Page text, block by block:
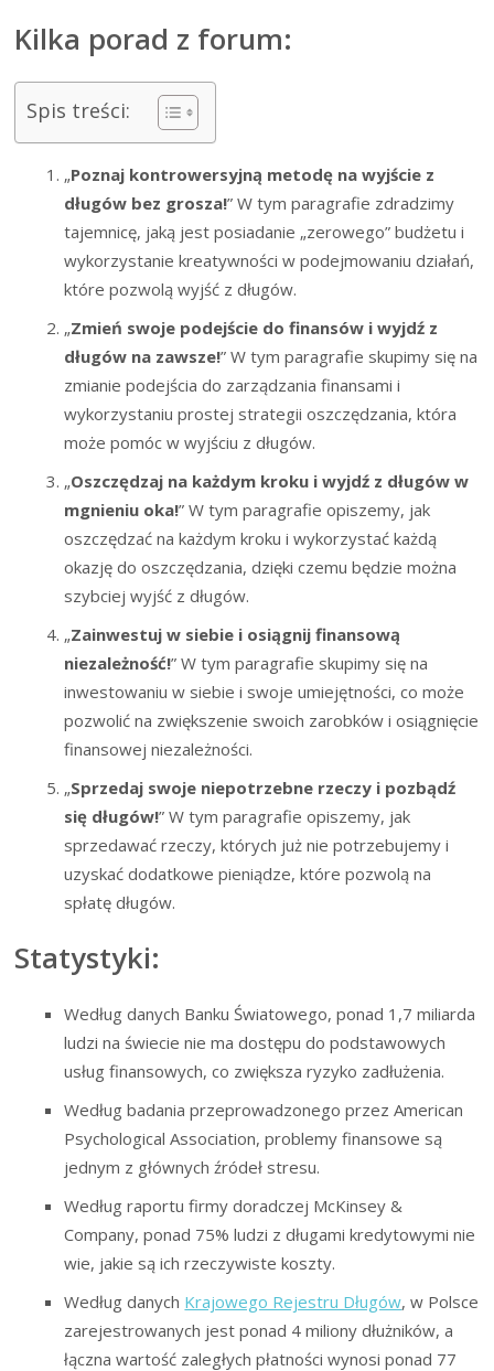
Kilka porad z forum:
Spis treści:
„Poznaj kontrowersyjną metodę na wyjście z
długów bez grosza!” W tym paragrafie zdradzimy
tajemnicę, jaką jest posiadanie „zerowego” budżetu i
wykorzystanie kreatywności w podejmowaniu działań,
które pozwolą wyjść z długów.
„Zmień swoje podejście do finansów i wyjdź z
długów na zawsze!” W tym paragrafie skupimy się na
zmianie podejścia do zarządzania finansami i
wykorzystaniu prostej strategii oszczędzania, która
może pomóc w wyjściu z długów.
„Oszczędzaj na każdym kroku i wyjdź z długów w
mgnieniu oka!” W tym paragrafie opiszemy, jak
oszczędzać na każdym kroku i wykorzystać każdą
okazję do oszczędzania, dzięki czemu będzie można
szybciej wyjść z długów.
„Zainwestuj w siebie i osiągnij finansową
niezależność!” W tym paragrafie skupimy się na
inwestowaniu w siebie i swoje umiejętności, co może
pozwolić na zwiększenie swoich zarobków i osiągnięcie
finansowej niezależności.
„Sprzedaj swoje niepotrzebne rzeczy i pozbądź
się długów!” W tym paragrafie opiszemy, jak
sprzedawać rzeczy, których już nie potrzebujemy i
uzyskać dodatkowe pieniądze, które pozwolą na
spłatę długów.
Statystyki:
Według danych Banku Światowego, ponad 1,7 miliarda
ludzi na świecie nie ma dostępu do podstawowych
usług finansowych, co zwiększa ryzyko zadłużenia.
Według badania przeprowadzonego przez American
Psychological Association, problemy finansowe są
jednym z głównych źródeł stresu.
Według raportu firmy doradczej McKinsey &
Company, ponad 75% ludzi z długami kredytowymi nie
wie, jakie są ich rzeczywiste koszty.
Według danych Krajowego Rejestru Długów, w Polsce
zarejestrowanych jest ponad 4 miliony dłużników, a
łączna wartość zaległych płatności wynosi ponad 77